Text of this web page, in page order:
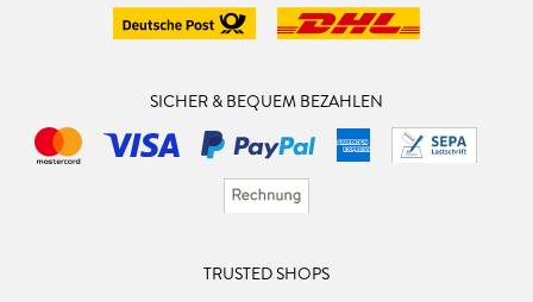
SICHER & BEQUEM BEZAHLEN
TRUSTED SHOPS